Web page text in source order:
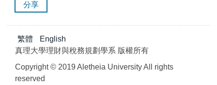
分享
繁體
English
真理大學理財與稅務規劃學系 版權所有
Copyright © 2019 Aletheia University All rights
reserved